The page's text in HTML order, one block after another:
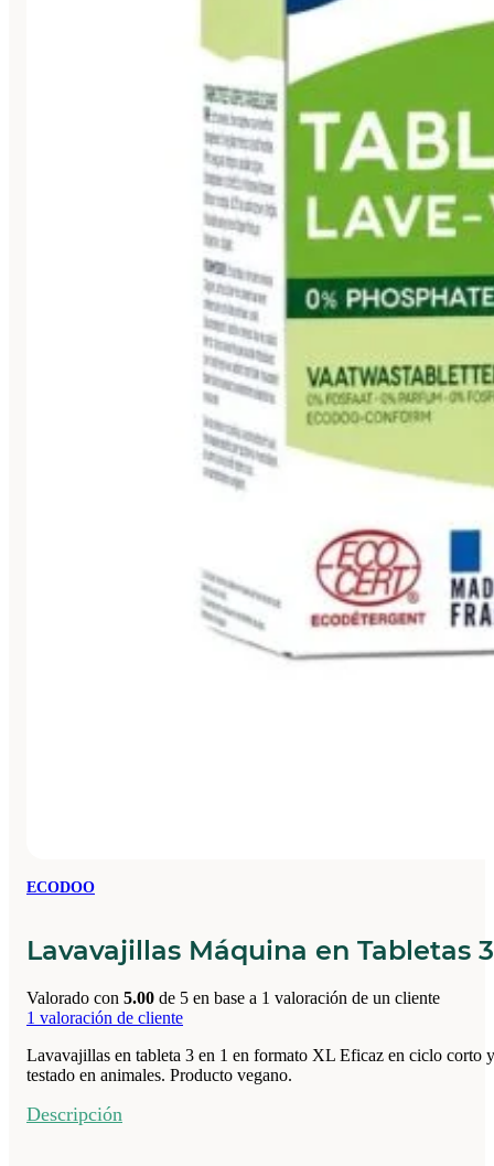
ECODOO
Lavavajillas Máquina en Tabletas
Valorado con 5.00 de 5 en base a 1 valoración de un cliente
1 valoración de cliente
Lavavajillas en tableta 3 en 1 en formato XL Eficaz en ciclo corto
testado en animales. Producto vegano.
Descripción